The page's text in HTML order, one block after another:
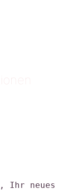
Ihr neues